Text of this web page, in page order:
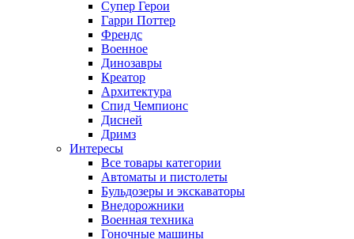
Супер Герои
Гарри Поттер
Френдс
Военное
Динозавры
Креатор
Архитектура
Спид Чемпионс
Дисней
Дримз
Интересы
Все товары категории
Автоматы и пистолеты
Бульдозеры и экскаваторы
Внедорожники
Военная техника
Гоночные машины